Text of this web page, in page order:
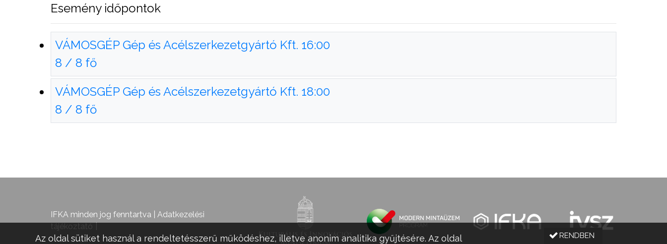
Esemény időpontok
VÁMOSGÉP Gép és Acélszerkezetgyártó Kft. 16:00
8 / 8 fő
VÁMOSGÉP Gép és Acélszerkezetgyártó Kft. 18:00
8 / 8 fő
IFKA minden jog fenntartva | Adatkezelési
tájékoztató
Az oldal sütiket használ a rendeltetésszerű működéshez, illetve anonim analitika gyűjtésére. Az oldal RENDBEN